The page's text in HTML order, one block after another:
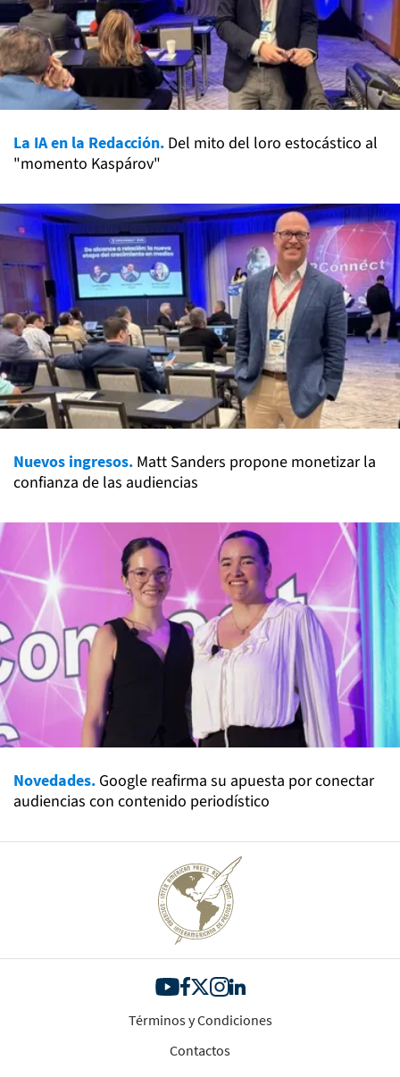
La IA en la Redacción. Del mito del loro estocástico al
"momento Kaspárov"
Nuevos ingresos. Matt Sanders propone monetizar la
confianza de las audiencias
Novedades. Google reafirma su apuesta por conectar
audiencias con contenido periodístico
Términos y Condiciones
Contactos